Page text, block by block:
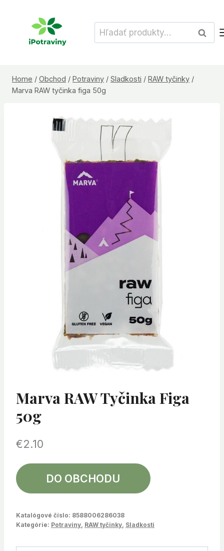
Hľadať:
Home / Obchod / Potraviny / Sladkosti / RAW tyčinky /
Marva RAW tyčinka figa 50g
Marva RAW Tyčinka Figa
50g
€2.10
DO OBCHODU
Katalógové číslo: 8588006286038
Kategórie: Potraviny RAW tyčinky Sladkosti